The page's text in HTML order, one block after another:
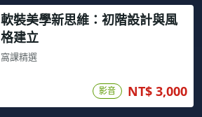
軟裝美學新思維：初階設計與風
格建立
窩課精選
影音 NT$ 3,000